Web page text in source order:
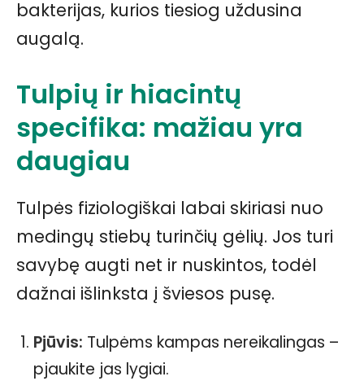
bakterijas, kurios tiesiog uždusina
augalą.
Tulpių ir hiacintų
specifika: mažiau yra
daugiau
Tulpės fiziologiškai labai skiriasi nuo
medingų stiebų turinčių gėlių. Jos turi
savybę augti net ir nuskintos, todėl
dažnai išlinksta į šviesos pusę.
Pjūvis: Tulpėms kampas nereikalingas –
pjaukite jas lygiai.